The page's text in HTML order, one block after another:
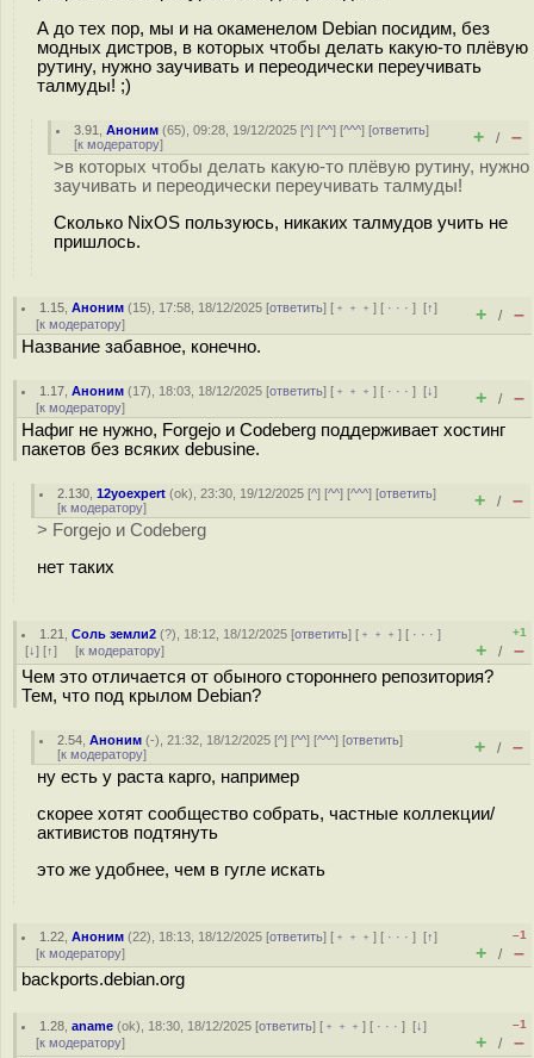
А до тех пор, мы и на окаменелом Debian посидим, без
модных дистров, в которых чтобы делать какую-то плёвую
рутину, нужно заучивать и переодически переучивать
талмуды! ;)
3.91 ,Аноним (65), 09:28, 19/12/2025 [^] [^^] [^^^] [ответить]
[к модератору] + / –
>в которых чтобы делать какую-то плёвую рутину, нужно
заучивать и переодически переучивать талмуды!
Сколько NixOS пользуюсь, никаких талмудов учить не
пришлось.
1.15 ,Аноним (15), 17:58, 18/12/2025 [ответить] [ ﹢﹢﹢] [ · · ·][↑]
[к модератору] + / –
Название забавное, конечно.
1.17 ,Аноним (17), 18:03, 18/12/2025 [ответить] [ ﹢﹢﹢] [ · · ·][↓]
[к модератору] + / –
Нафиг не нужно, Forgejo и Codeberg поддерживает хостинг
пакетов без всяких debusine.
2.130 ,12yoexpert (ok), 23:30, 19/12/2025 [^] [^^] [^^^] [ответить]
[к модератору] + / –
> Forgejo и Codeberg
нет таких
1.21 ,Соль земли2 (?), 18:12, 18/12/2025 [ответить] [ ﹢﹢﹢] [ · · ·]
[↓] [↑] [к модератору]
+1
+ / –
Чем это отличается от обыного стороннего репозитория?
Тем, что под крылом Debian?
2.54 ,Аноним (-), 21:32, 18/12/2025 [^] [^^] [^^^] [ответить]
[к модератору] + / –
ну есть у раста карго, например
скорее хотят сообщество собрать, частные коллекции/
активистов подтянуть
это же удобнее, чем в гугле искать
1.22 ,Аноним (22), 18:13, 18/12/2025 [ответить] [ ﹢﹢﹢] [ · · ·][↑]
[к модератору]
–1
+ / –
backports.debian.org
1.28 ,aname (ok), 18:30, 18/12/2025 [ответить] [ ﹢﹢﹢] [ · · ·][↓]
[к модератору]
–1
+ / –